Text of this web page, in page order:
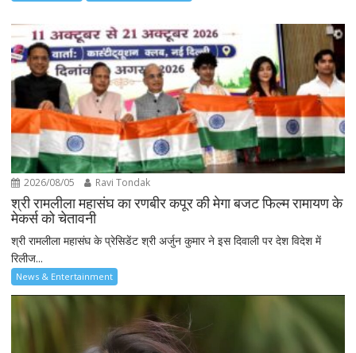
2026/08/05 Ravi Tondak
श्री रामलीला महासंघ का रणबीर कपूर की मेगा बजट फिल्म रामायण के
मेकर्स को चेतावनी
श्री रामलीला महासंघ के प्रेसिडेंट श्री अर्जुन कुमार ने इस दिवाली पर देश विदेश में
रिलीज...
News & Entertainment